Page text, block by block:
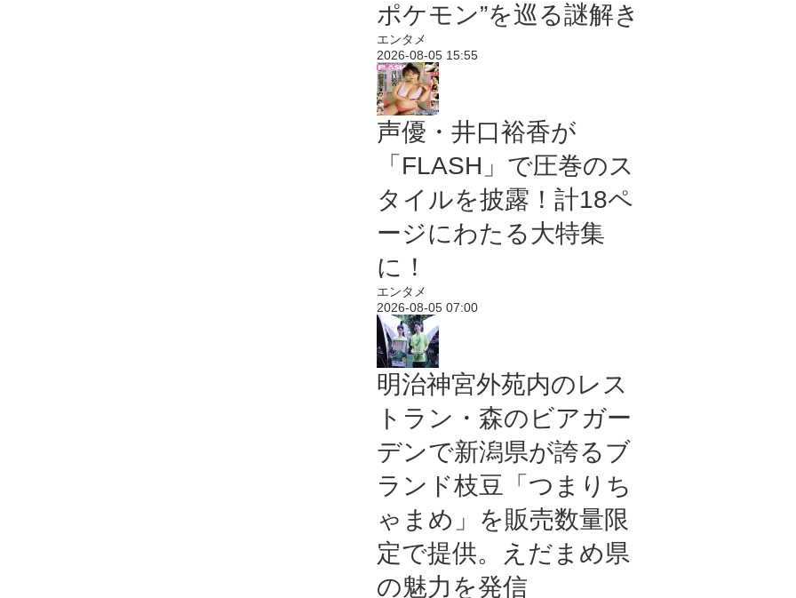
ポケモン”を巡る謎解き
エンタメ
2026-08-05 15:55
声優・井口裕香が
「FLASH」で圧巻のス
タイルを披露！計18ペ
ージにわたる大特集
に！
エンタメ
2026-08-05 07:00
明治神宮外苑内のレス
トラン・森のビアガー
デンで新潟県が誇るブ
ランド枝豆「つまりち
ゃまめ」を販売数量限
定で提供。えだまめ県
の魅力を発信